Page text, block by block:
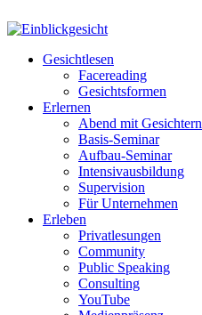
Gesichtlesen
Facereading
Gesichtsformen
Erlernen
Abend mit Gesichtern
Basis-Seminar
Aufbau-Seminar
Intensivausbildung
Supervision
Für Unternehmen
Erleben
Privatlesungen
Community
Public Speaking
Consulting
YouTube